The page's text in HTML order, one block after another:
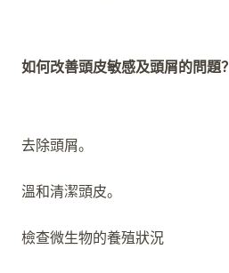
如何改善頭皮敏感及頭屑的問題？
去除頭屑。
溫和清潔頭皮。
檢查微生物的養殖狀況